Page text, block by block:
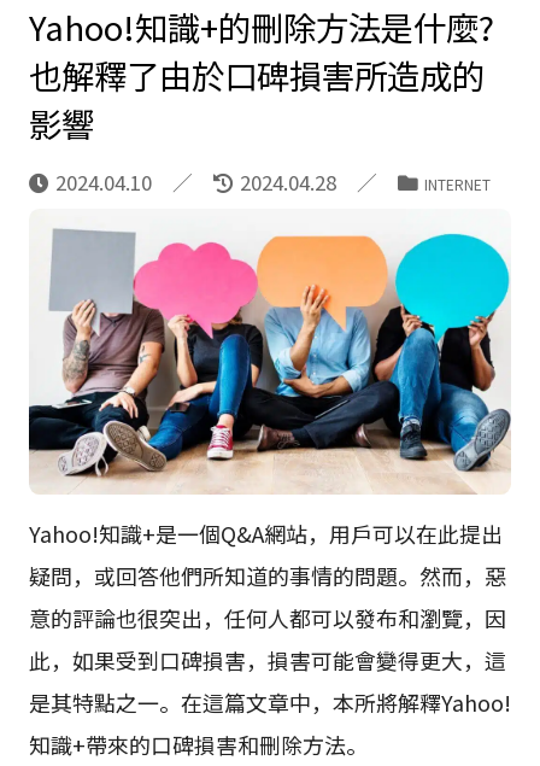
Yahoo!知識+的刪除方法是什麼?
也解釋了由於口碑損害所造成的
影響
2024.04.10 2024.04.28 INTERNET
Yahoo!知識+是一個Q&A網站，用戶可以在此提出
疑問，或回答他們所知道的事情的問題。然而，惡
意的評論也很突出，任何人都可以發布和瀏覽，因
此，如果受到口碑損害，損害可能會變得更大，這
是其特點之一。在這篇文章中，本所將解釋Yahoo!
知識+帶來的口碑損害和刪除方法。